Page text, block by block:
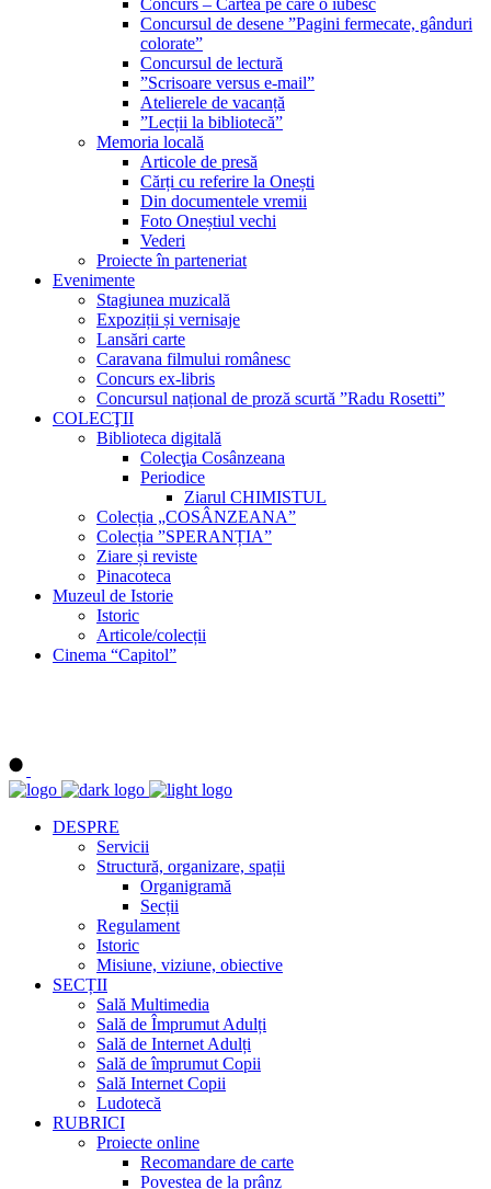
Concurs – Cartea pe care o iubesc
Concursul de desene ”Pagini fermecate, gânduri
colorate”
Concursul de lectură
”Scrisoare versus e-mail”
Atelierele de vacanță
”Lecții la bibliotecă”
Memoria locală
Articole de presă
Cărți cu referire la Onești
Din documentele vremii
Foto Oneștiul vechi
Vederi
Proiecte în parteneriat
Evenimente
Stagiunea muzicală
Expoziții și vernisaje
Lansări carte
Caravana filmului românesc
Concurs ex-libris
Concursul național de proză scurtă ”Radu Rosetti”
COLECŢII
Biblioteca digitală
Colecţia Cosânzeana
Periodice
Ziarul CHIMISTUL
Colecția „COSÂNZEANA”
Colecția ”SPERANȚIA”
Ziare și reviste
Pinacoteca
Muzeul de Istorie
Istoric
Articole/colecții
Cinema “Capitol”
DESPRE
Servicii
Structură, organizare, spații
Organigramă
Secții
Regulament
Istoric
Misiune, viziune, obiective
SECȚII
Sală Multimedia
Sală de Împrumut Adulți
Sală de Internet Adulți
Sală de împrumut Copii
Sală Internet Copii
Ludotecă
RUBRICI
Proiecte online
Recomandare de carte
Povestea de la prânz